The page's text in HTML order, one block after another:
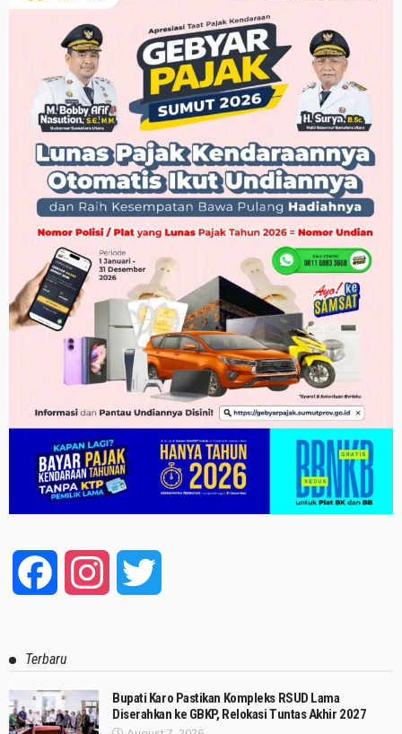
Facebook Instagram
Terbaru
Bupati Karo Pastikan Kompleks RSUD Lama
Diserahkan ke GBKP, Relokasi Tuntas Akhir 2027